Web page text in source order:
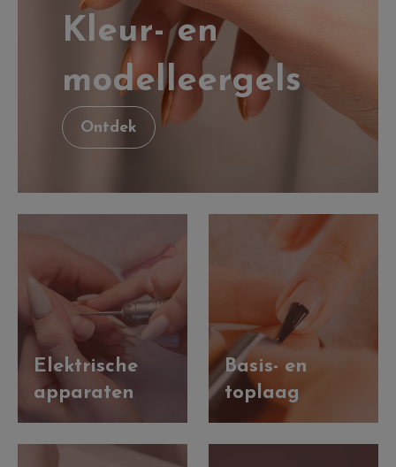
Kleur- en
modelleergels
Ontdek
Elektrische
apparaten
Basis- en
toplaag